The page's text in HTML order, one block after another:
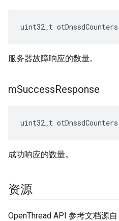
uint32_t otDnssdCounters
服务器故障响应的数量。
mSuccessResponse
uint32_t otDnssdCounters
成功响应的数量。
资源
OpenThread API 参考文档源自